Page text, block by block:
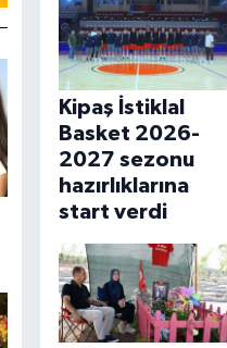
Kipaş İstiklal
Basket 2026-
2027 sezonu
hazırlıklarına
start verdi